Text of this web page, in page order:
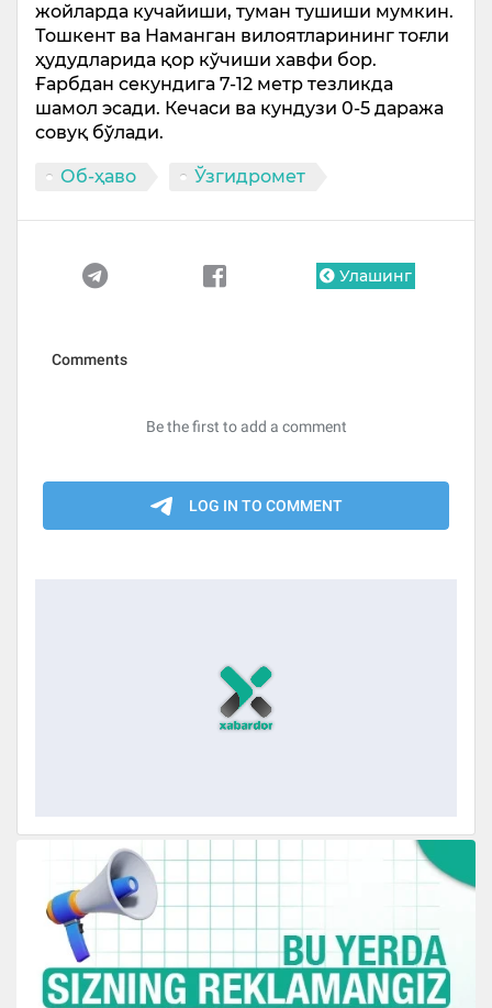
жойларда кучайиши, туман тушиши мумкин.
Тошкент ва Наманган вилоятларининг тоғли
ҳудудларида қор кўчиши хавфи бор.
Ғарбдан секундига 7-12 метр тезликда
шамол эсади. Кечаси ва кундузи 0-5 даража
совуқ бўлади.
Об-ҳаво Ўзгидромет
Улашинг